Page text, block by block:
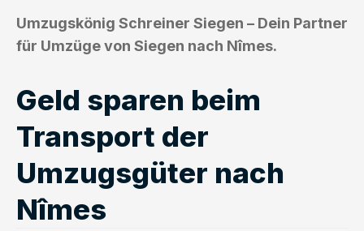
Umzugskönig Schreiner Siegen – Dein Partner
für Umzüge von Siegen nach Nîmes.
Geld sparen beim
Transport der
Umzugsgüter nach
Nîmes